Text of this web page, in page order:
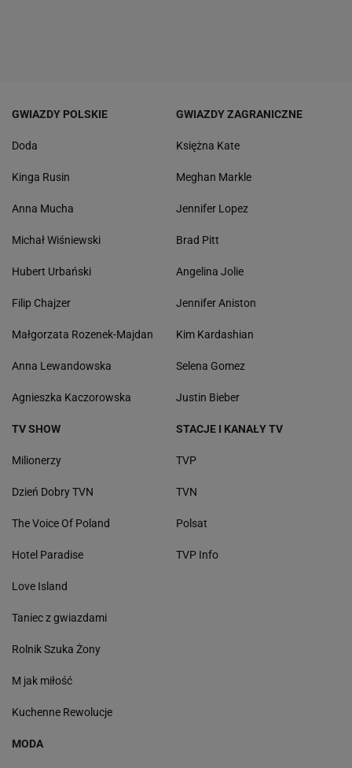
GWIAZDY POLSKIE
Doda
Kinga Rusin
Anna Mucha
Michał Wiśniewski
Hubert Urbański
Filip Chajzer
Małgorzata Rozenek-Majdan
Anna Lewandowska
Agnieszka Kaczorowska
GWIAZDY ZAGRANICZNE
Księżna Kate
Meghan Markle
Jennifer Lopez
Brad Pitt
Angelina Jolie
Jennifer Aniston
Kim Kardashian
Selena Gomez
Justin Bieber
TV SHOW
Milionerzy
Dzień Dobry TVN
The Voice Of Poland
Hotel Paradise
Love Island
Taniec z gwiazdami
Rolnik Szuka Żony
M jak miłość
Kuchenne Rewolucje
STACJE I KANAŁY TV
TVP
TVN
Polsat
TVP Info
MODA